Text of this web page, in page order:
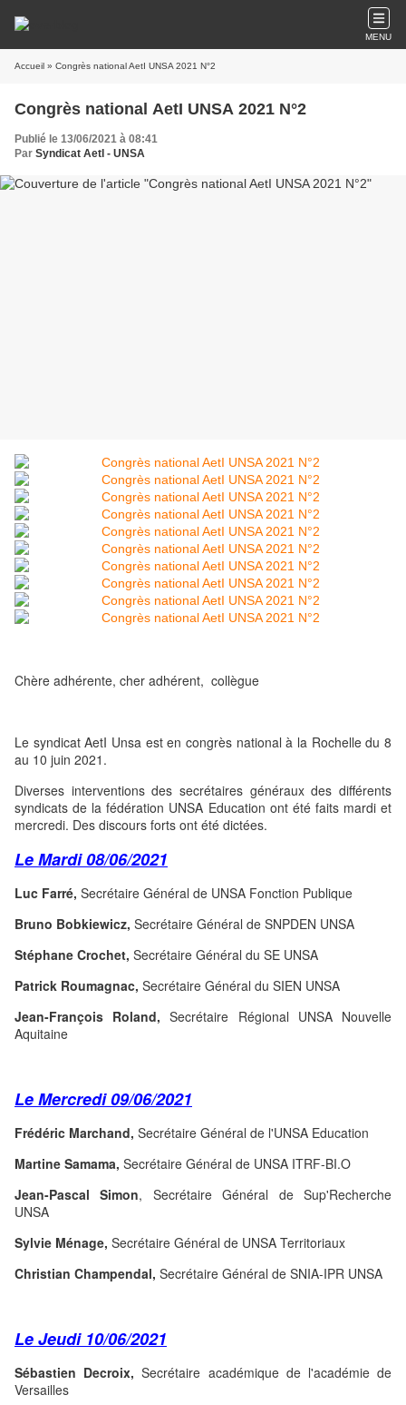
MENU
Accueil » Congrès national AetI UNSA 2021 N°2
Congrès national AetI UNSA 2021 N°2
Publié le 13/06/2021 à 08:41
Par Syndicat AetI - UNSA
Chère adhérente, cher adhérent, collègue
Le syndicat AetI Unsa est en congrès national à la Rochelle du 8
au 10 juin 2021.
Diverses interventions des secrétaires généraux des différents
syndicats de la fédération UNSA Education ont été faits mardi et
mercredi. Des discours forts ont été dictées.
Le Mardi 08/06/2021
Luc Farré, Secrétaire Général de UNSA Fonction Publique
Bruno Bobkiewicz, Secrétaire Général de SNPDEN UNSA
Stéphane Crochet, Secrétaire Général du SE UNSA
Patrick Roumagnac, Secrétaire Général du SIEN UNSA
Jean-François Roland, Secrétaire Régional UNSA Nouvelle
Aquitaine
Le Mercredi 09/06/2021
Frédéric Marchand, Secrétaire Général de l'UNSA Education
Martine Samama, Secrétaire Général de UNSA ITRF-BI.O
Jean-Pascal Simon, Secrétaire Général de Sup'Recherche
UNSA
Sylvie Ménage, Secrétaire Général de UNSA Territoriaux
Christian Champendal, Secrétaire Général de SNIA-IPR UNSA
Le Jeudi 10/06/2021
Sébastien Decroix, Secrétaire académique de l'académie de
Versailles